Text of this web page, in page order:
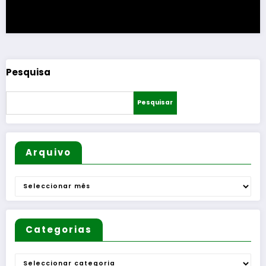
Pesquisa
Pesquisar
Arquivo
Arquivo
Categorias
Categorias